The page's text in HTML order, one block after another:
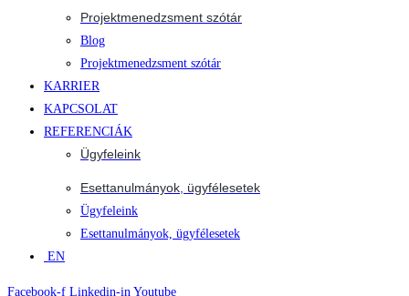
Projektmenedzsment szótár
Blog
Projektmenedzsment szótár
KARRIER
KAPCSOLAT
REFERENCIÁK
Ügyfeleink
Esettanulmányok, ügyfélesetek
Ügyfeleink
Esettanulmányok, ügyfélesetek
EN
Facebook-f Linkedin-in Youtube